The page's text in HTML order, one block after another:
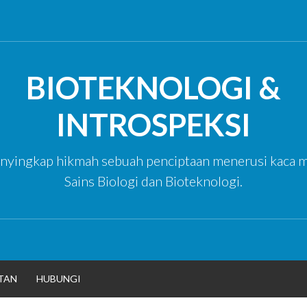
BIOTEKNOLOGI &
INTROSPEKSI
hikmah sebuah penciptaan menerusi kaca
Sains Biologi dan Bioteknologi.
HUBUNGI